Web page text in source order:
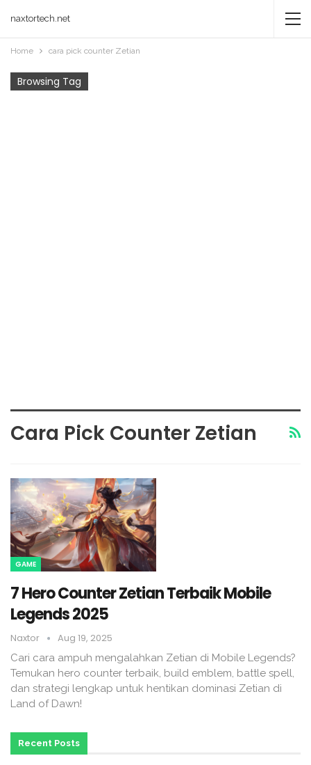
naxtortech.net
Home cara pick counter Zetian
Browsing Tag
Cara Pick Counter Zetian
GAME
7 Hero Counter Zetian Terbaik Mobile
Legends 2025
Naxtor Aug 19, 2025
Cari cara ampuh mengalahkan Zetian di Mobile Legends?
Temukan hero counter terbaik, build emblem, battle spell,
dan strategi lengkap untuk hentikan dominasi Zetian di
Land of Dawn!
Recent Posts